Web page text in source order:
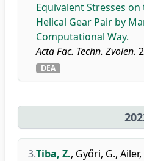
Equivalent Stresses
Helical Gear Pair by
Computational Way.
Acta Fac. Techn. Zvolen.
DEA
3.Tiba, Z., Győri, G., Ailer,